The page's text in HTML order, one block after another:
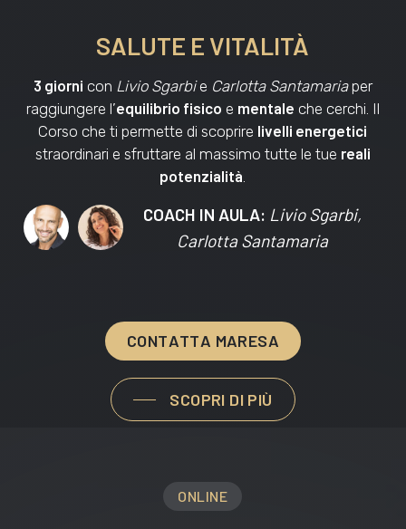
SALUTE E VITALITÀ
3 giorni con Livio Sgarbie Carlotta Santamariaper
raggiungere l’equilibrio fisico e mentale che cerchi. Il
Corso che ti permette di scoprire livelli energetici
straordinari e sfruttare al massimo tutte le tue reali
potenzialità
COACH IN AULA: Livio Sgarbi,
Carlotta Santamaria
CONTATTA MARESA
SCOPRI DI PIÙ
ONLINE